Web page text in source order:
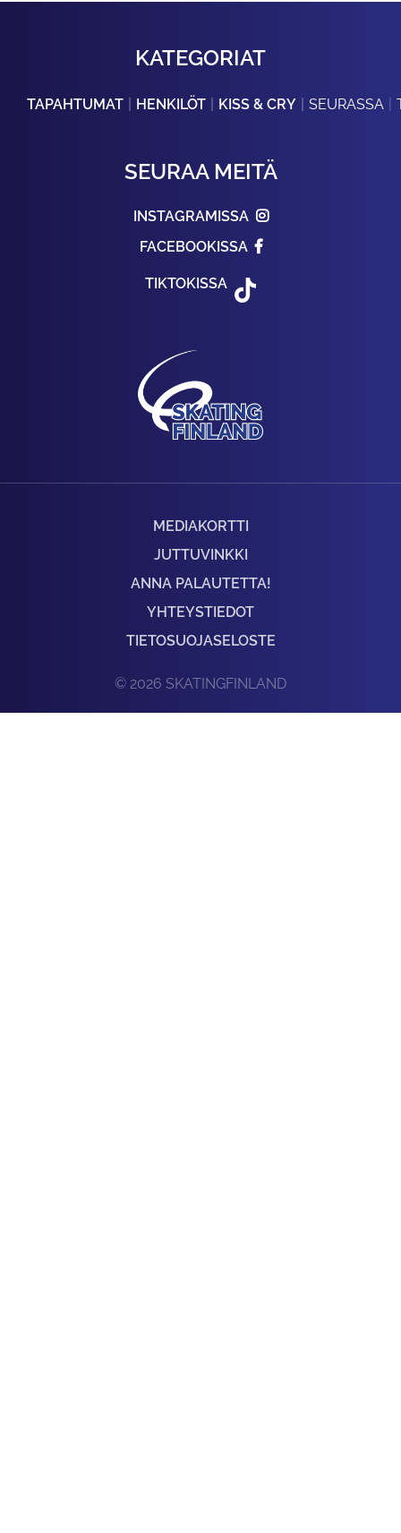
KATEGORIAT
TAPAHTUMAT HENKILÖT KISS & CRY SEURASSA
SEURAA MEITÄ
INSTAGRAMISSA
FACEBOOKISSA
TIKTOKISSA
MEDIAKORTTI
JUTTUVINKKI
ANNA PALAUTETTA!
YHTEYSTIEDOT
TIETOSUOJASELOSTE
© 2026 SKATINGFINLAND